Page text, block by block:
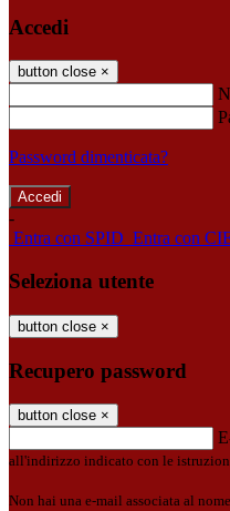
Accedi
button close ×
Password dimenticata?
-
Entra con SPID Entra con
Seleziona utente
button close ×
Recupero password
button close ×
all'indirizzo indicato con le
Non hai una e-mail associata al